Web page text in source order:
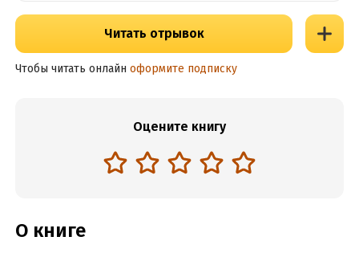
Читать отрывок
Чтобы читать онлайн оформите подписку
Оцените книгу
О книге